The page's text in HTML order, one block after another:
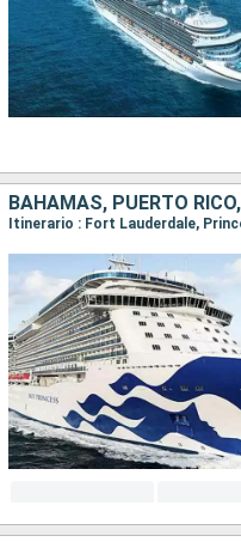
BAHAMAS, PUERTO
Itinerario : Fort Lauderdale,